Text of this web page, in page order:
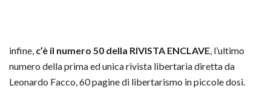
infine, c’è il numero 50 della RIVISTA ENCLAVE, l’ultimo
numero della prima ed unica rivista libertaria diretta da
Leonardo Facco, 60 pagine di libertarismo in piccole dosi.